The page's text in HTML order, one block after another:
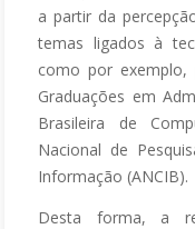
a partir da
temas ligados à
como por exemplo,
Graduações em
Brasileira de
Nacional de
Informação (ANCIB).
Desta forma, a